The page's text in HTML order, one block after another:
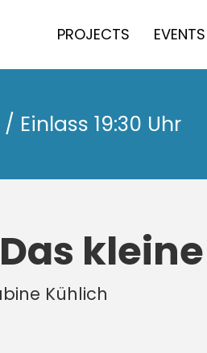
PROJECTS EVENTS
Einlass 19:30 Uhr
Kühlich